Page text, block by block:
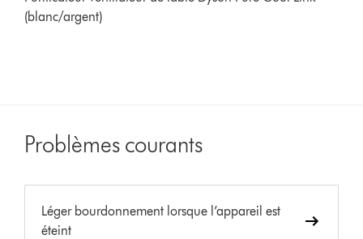
(blanc/argent)
Problèmes courants
Léger bourdonnement lorsque l’appareil est
éteint